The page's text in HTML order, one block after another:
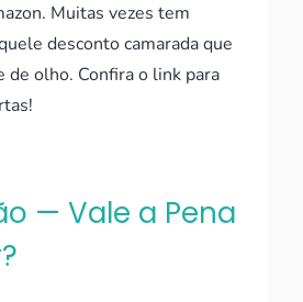
Muitas vezes tem
desconto camarada que
de olho. Confira o link para
— Vale a Pena